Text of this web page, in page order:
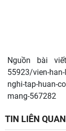
Nguồn bài
55923/vien-
nghi-tap-huan-
mang-567282
TIN LIÊN QUAN